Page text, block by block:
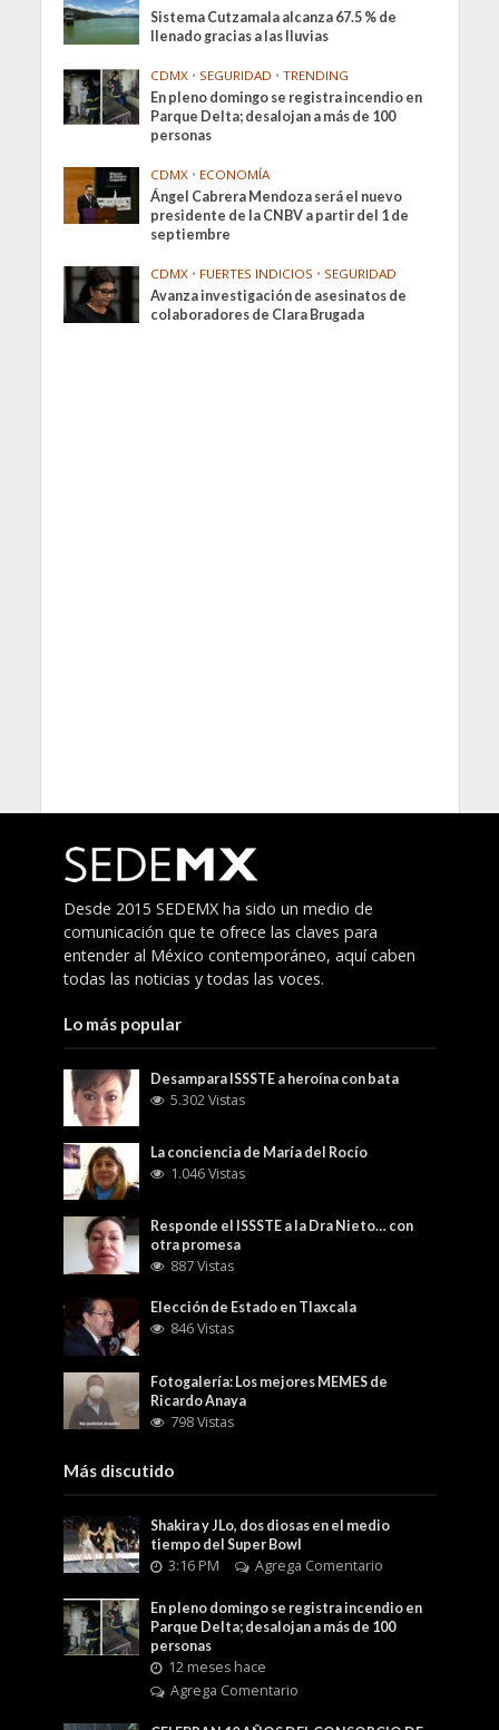
Sistema Cutzamala alcanza 67.5 % de
llenado gracias a las lluvias
CDMX • SEGURIDAD • TRENDING
En pleno domingo se registra incendio en
Parque Delta; desalojan a más de 100
personas
CDMX • ECONOMÍA
Ángel Cabrera Mendoza será el nuevo
presidente de la CNBV a partir del 1 de
septiembre
CDMX • FUERTES INDICIOS • SEGURIDAD
Avanza investigación de asesinatos de
colaboradores de Clara Brugada
Desde 2015 SEDEMX ha sido un medio de
comunicación que te ofrece las claves para
entender al México contemporáneo, aquí caben
todas las noticias y todas las voces.
Lo más popular
Desampara ISSSTE a heroína con bata
5.302 Vistas
La conciencia de María del Rocío
1.046 Vistas
Responde el ISSSTE a la Dra Nieto… con
otra promesa
887 Vistas
Elección de Estado en Tlaxcala
846 Vistas
Fotogalería: Los mejores MEMES de
Ricardo Anaya
798 Vistas
Más discutido
Shakira y JLo, dos diosas en el medio
tiempo del Super Bowl
3:16 PM Agrega Comentario
En pleno domingo se registra incendio en
Parque Delta; desalojan a más de 100
personas
12 meses hace
Agrega Comentario